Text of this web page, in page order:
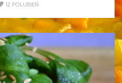
12 POLUBIEŃ